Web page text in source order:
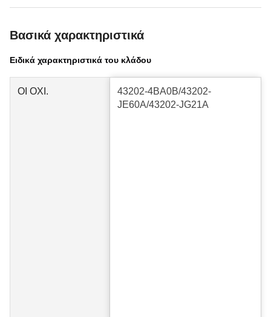
Βασικά χαρακτηριστικά
Ειδικά χαρακτηριστικά του κλάδου
ΟΙ ΟΧΙ.
43202-4BA0B/43202-
JE60A/43202-JG21A